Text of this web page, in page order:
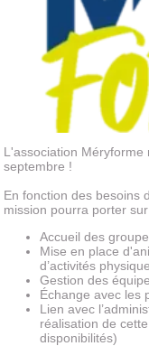
L'association
septembre !
En fonction des besoins
mission pourra porter
Accueil des
Mise en place
d’activités
Gestion des
Échange avec les
Lien avec
réalisation de
disponibilités)